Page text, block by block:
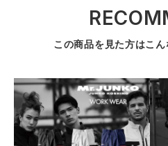
この商品を見た方はこ